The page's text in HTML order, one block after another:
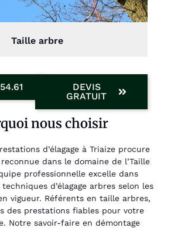
Taille arbre
DEVIS
GRATUIT
nous choisir
d’élagage à Triaize procure
dans le domaine de l’Taille
professionnelle excelle dans
d’élagage arbres selon les
vigueur. Référents en taille arbres,
des prestations fiables pour votre
Notre savoir-faire en démontage